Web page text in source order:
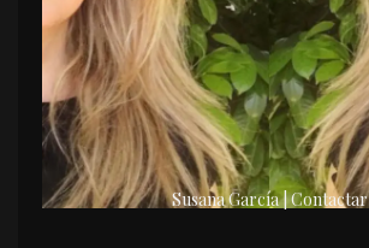
Susana García | Contactar